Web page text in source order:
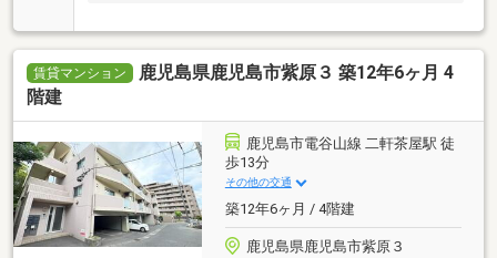
賃貸マンション
鹿児島県鹿児島市紫原３ 築12年6ヶ月 4
階建
鹿児島市電谷山線 二軒茶屋駅 徒
歩13分
その他の交通
築12年6ヶ月 / 4階建
鹿児島県鹿児島市紫原３